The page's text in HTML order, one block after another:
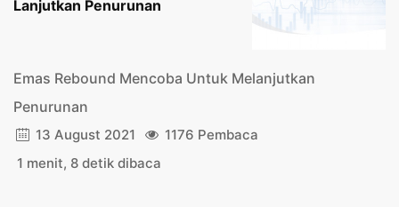
Lanjutkan Penurunan
Emas Rebound Mencoba Untuk Melanjutkan
Penurunan
13 August 2021
1176 Pembaca
1 menit, 8 detik dibaca